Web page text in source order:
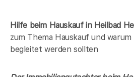
Hilfe beim Hauskauf in Heilbad
zum Thema Hauskauf und
begleitet werden sollten